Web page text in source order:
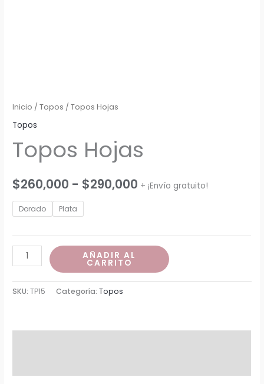
Inicio /Topos / Topos Hojas
Topos
Topos Hojas
$260,000 - $290,000 Rango
desde
$260,000
+ ¡Envío gratuito!
Dorado Plata
Topos
Hojas
cantidad
AÑADIR AL
CARRITO
SKU:TP15 Categoría:Topos